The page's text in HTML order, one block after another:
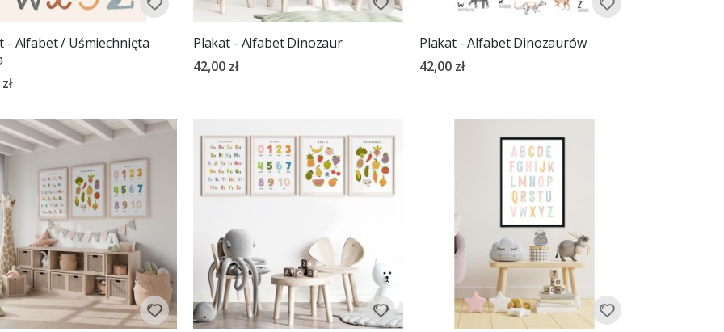
- Alfabet / Uśmiechnięta
Plakat - Alfabet Dinozaur
42,00 zł
Plakat - Alfabet Dinozaurów
42,00 zł